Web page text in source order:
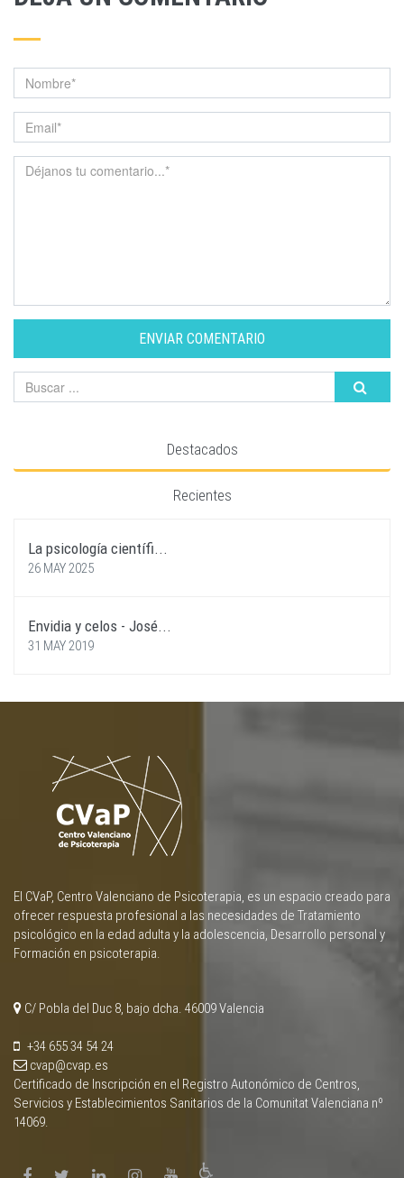
ENVIAR COMENTARIO
Destacados
Recientes
La psicología científi...
26 MAY 2025
Envidia y celos - José...
31 MAY 2019
El CVaP, Centro Valenciano de Psicoterapia, es un espacio creado para
ofrecer respuesta profesional a las necesidades de Tratamiento
psicológico en la edad adulta y la adolescencia, Desarrollo personal y
Formación en psicoterapia.
C/ Pobla del Duc 8, bajo dcha. 46009 Valencia
+34 655 34 54 24
cvap@cvap.es
Certificado de Inscripción en el Registro Autonómico de Centros,
Servicios y Establecimientos Sanitarios de la Comunitat Valenciana nº
14069.